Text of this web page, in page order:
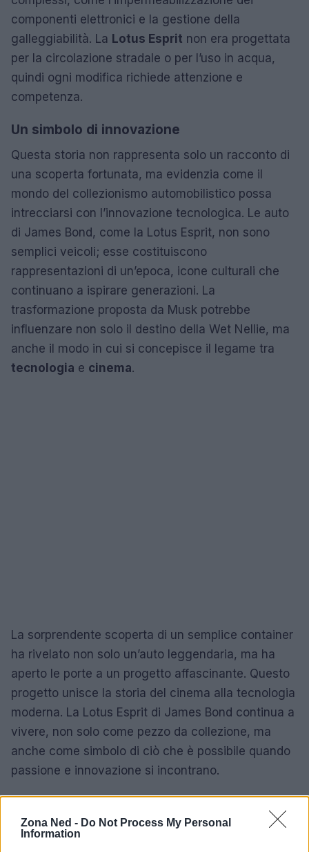
Zona Ned - Do Not Process My Personal
Information
componenti elettronici e la gestione della
galleggiabilità. La Lotus Esprit non era progettata
per la circolazione stradale o per l’uso in acqua,
quindi ogni modifica richiede attenzione e
competenza.
Un simbolo di innovazione
Questa storia non rappresenta solo un racconto di
una scoperta fortunata, ma evidenzia come il
mondo del collezionismo automobilistico possa
intrecciarsi con l’innovazione tecnologica. Le auto
di James Bond, come la Lotus Esprit, non sono
semplici veicoli; esse costituiscono
rappresentazioni di un’epoca, icone culturali che
continuano a ispirare generazioni. La
trasformazione proposta da Musk potrebbe
influenzare non solo il destino della Wet Nellie, ma
anche il modo in cui si concepisce il legame tra
tecnologia e cinema.
La sorprendente scoperta di un semplice container
ha rivelato non solo un’auto leggendaria, ma ha
aperto le porte a un progetto affascinante. Questo
progetto unisce la storia del cinema alla tecnologia
moderna. La Lotus Esprit di James Bond continua a
vivere, non solo come pezzo da collezione, ma
anche come simbolo di ciò che è possibile quando
passione e innovazione si incontrano.
AUTORE
Staff